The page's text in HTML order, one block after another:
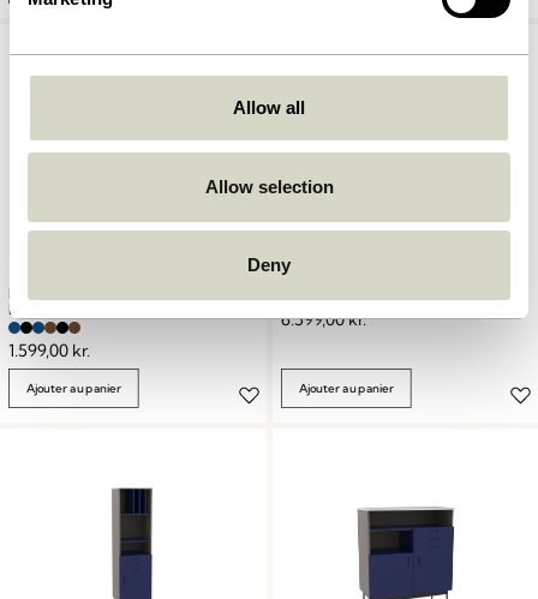
Allow all
Allow selection
Deny
Koi Chaises de salle à manger
Bleu/Marron/Noir
1.599,00 kr.
Ajouter au panier
Study Table console Bleu foncé
6.599,00kr.
Ajouter au panier